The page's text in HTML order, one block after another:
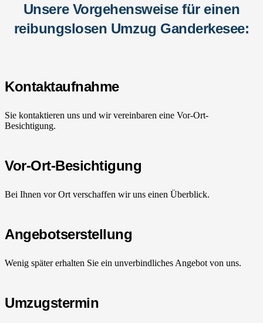
Unsere Vorgehensweise für einen
reibungslosen Umzug Ganderkesee:
Kontaktaufnahme
Sie kontaktieren uns und wir vereinbaren eine Vor-Ort-
Besichtigung.
Vor-Ort-Besichtigung
Bei Ihnen vor Ort verschaffen wir uns einen Überblick.
Angebotserstellung
Wenig später erhalten Sie ein unverbindliches Angebot von uns.
Umzugstermin